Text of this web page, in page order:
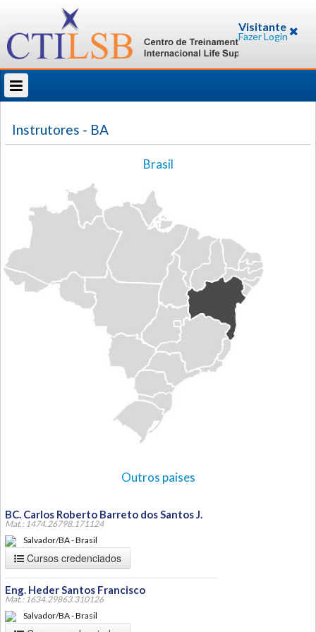
Visitante
Fazer Login
Instrutores - BA
Brasil
Outros paises
BC. Carlos Roberto Barreto dos Santos J.
Mat.: 1474.26798.171124
Salvador/BA - Brasil
Cursos credenciados
Eng. Heder Santos Francisco
Mat.: 1634.29863.310126
Salvador/BA - Brasil